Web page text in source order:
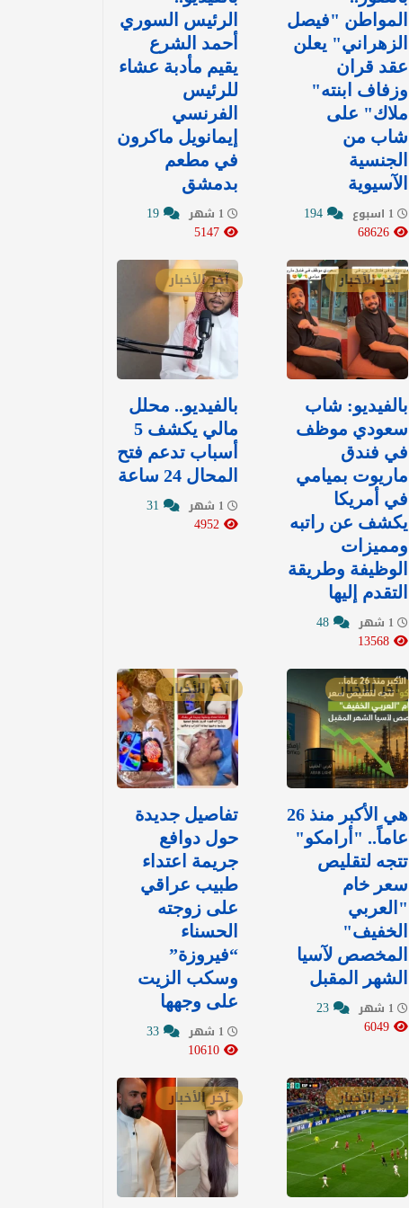
المواطن "فيصل
الزهراني" يعلن
عقد قران
وزفاف ابنته"
ملاك" على
شاب من
الجنسية
الآسيوية
الرئيس السوري
أحمد الشرع
يقيم مأدبة عشاء
للرئيس
الفرنسي
إيمانويل ماكرون
في مطعم
بدمشق
آخر الأخبار
بالفيديو: شاب
سعودي موظف
في فندق
ماريوت بميامي
في أمريكا
يكشف عن راتبه
ومميزات
الوظيفة وطريقة
التقدم إليها
آخر الأخبار
بالفيديو.. محلل
مالي يكشف 5
أسباب تدعم فتح
المحال 24 ساعة
آخر الأخبار
هي الأكبر منذ 26
عاماً.. "أرامكو"
تتجه لتقليص
سعر خام
"العربي
الخفيف"
المخصص لآسيا
الشهر المقبل
آخر الأخبار
تفاصيل جديدة
حول دوافع
جريمة اعتداء
طبيب عراقي
على زوجته
الحسناء
“فيروزة”
وسكب الزيت
على وجهها
آخر الأخبار
آخر الأخبار